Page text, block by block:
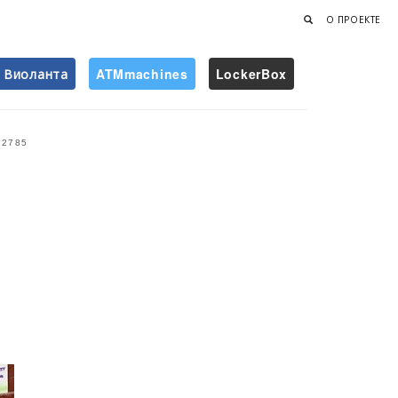
О ПРОЕКТЕ
Виоланта ATMmachines LockerBox
2785